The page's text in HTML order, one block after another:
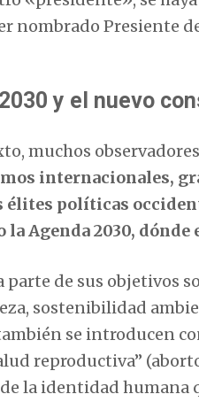
nombrado Presiente
y el nuevo
muchos
internacionales,
élites políticas
la Agenda 2030, dónde
parte de sus objetivos
sostenibilidad
se introducen
reproductiva”
la identidad